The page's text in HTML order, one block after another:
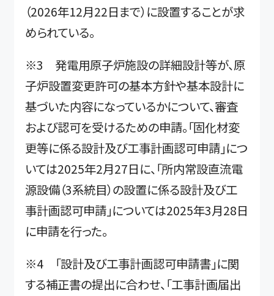
（2026年12月22日まで）に設置することが求
められている。
※3 発電用原子炉施設の詳細設計等が、原
子炉設置変更許可の基本方針や基本設計に
基づいた内容になっているかについて、審査
および認可を受けるための申請。「固化材変
更等に係る設計及び工事計画認可申請」につ
いては2025年2月27日に、「所内常設直流電
源設備（3系統目）の設置に係る設計及び工
事計画認可申請」については2025年3月28日
に申請を行った。
※4 「設計及び工事計画認可申請書」に関
する補正書の提出に合わせ、「工事計画届出